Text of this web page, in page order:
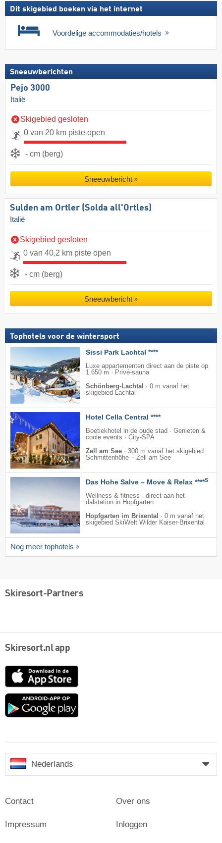
Dit skigebied boeken via het internet
Voordelige accommodaties/hotels
Sneeuwberichten
Pejo 3000
Italië
Skigebied gesloten
0 van 20 km piste open
- cm (berg)
Sneeuwbericht
Sulden am Ortler (Solda all'Ortles)
Italië
Skigebied gesloten
0 van 40,2 km piste open
- cm (berg)
Sneeuwbericht
Tophotels voor de wintersport
Sissi Park Lachtal ****
Luxe appartementen direct aan de piste op
1.650 m · Privé-sauna
Schönberg-Lachtal · 0 m vanaf het
skigebied Lachtal
Hotel Cella Central ****
Boetiekhotel in de oude stad · Genieten &
coole events · City-SPA
Zell am See · 300 m vanaf het skigebied
Schmittenhöhe – Zell am See
Das Hohe Salve – Move & Relax ****S
Wellness & fitness · direct aan het
dalstation in Hopfgarten
Hopfgarten im Brixental · 0 m vanaf het
skigebied SkiWelt Wilder Kaiser-Brixental
Nog meer tophotels
Skiresort-Partners
Skiresort.nl app
App
Google
Nederlands
Contact
Impressum
Over ons
Inloggen